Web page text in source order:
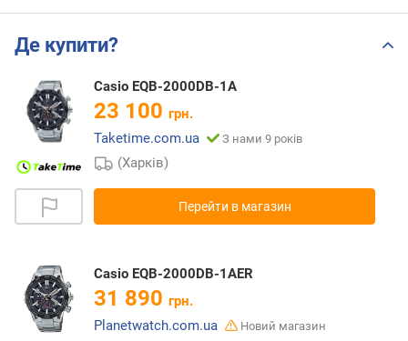
Де купити?
Casio EQB-2000DB-1A
23 100 грн.
Taketime.com.ua
З нами 9 років
(Харків)
Перейти в магазин
Casio EQB-2000DB-1AER
31 890 грн.
Planetwatch.com.ua
Новий магазин